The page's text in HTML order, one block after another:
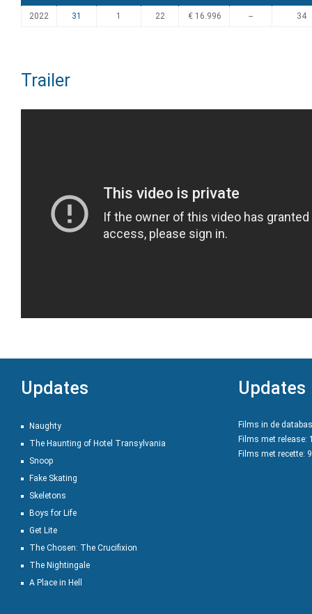
2022 31 1 22 € 16.996 -- 34
Trailer
Updates
Naughty
The Haunting of Hotel Transylvania
Snoop
Fake Skating
Skeletons
Boys for Life
Get Lite
The Chosen: The Crucifixion
The Nightingale
A Place in Hell
Updates
Films in de
Films met release:
Films met recette: